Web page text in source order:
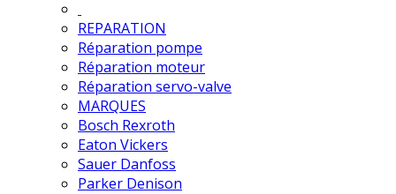
REPARATION
Réparation pompe
Réparation moteur
Réparation servo-valve
MARQUES
Bosch Rexroth
Eaton Vickers
Sauer Danfoss
Parker Denison